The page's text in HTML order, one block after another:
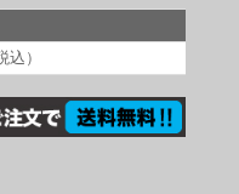
込）